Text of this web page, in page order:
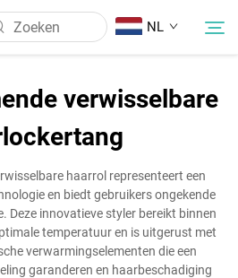
NL
verwisselbare
haarrol representeert een
en biedt gebruikers ongekende
Deze innovatieve styler bereikt binnen
temperatuur en is uitgerust met
verwarmingselementen die een
garanderen en haarbeschadiging